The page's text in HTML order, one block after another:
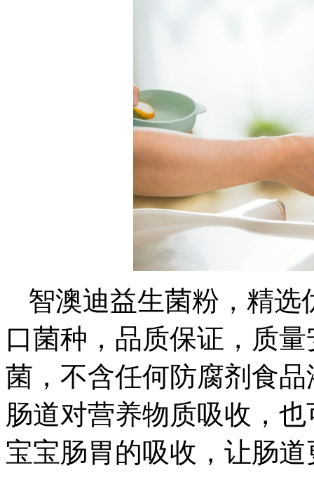
智澳迪益生菌粉，精选
口菌种，品质保证，质
菌，不含任何防腐剂食
肠道对营养物质吸收，
宝宝肠胃的吸收，让肠